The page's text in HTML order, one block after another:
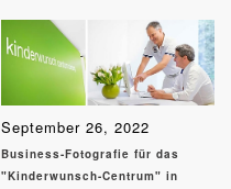
September 26, 2022
Business-Fotografie für das
"Kinderwunsch-Centrum" in